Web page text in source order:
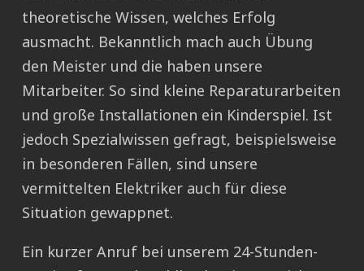
theoretische Wissen, welches Erfolg
ausmacht. Bekanntlich mach auch Übung
den Meister und die haben unsere
Mitarbeiter. So sind kleine Reparaturarbeiten
und große Installationen ein Kinderspiel. Ist
jedoch Spezialwissen gefragt, beispielsweise
in besonderen Fällen, sind unsere
vermittelten Elektriker auch für diese
Situation gewappnet.
Ein kurzer Anruf bei unserem 24-Stunden-